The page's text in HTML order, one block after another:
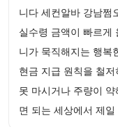
니다 세컨알바 강남쩜
실수령 금액이 빠르게
니가 묵직해지는 행복
현금 지급 원칙을 철
못 마시거나 주량이
면 되는 세상에서 제